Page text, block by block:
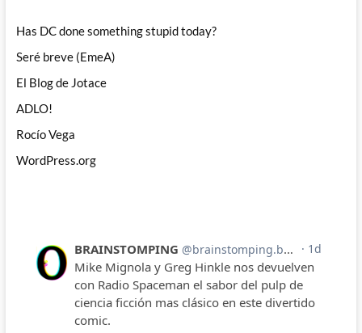
Has DC done something stupid today?
Seré breve (EmeA)
El Blog de Jotace
ADLO!
Rocío Vega
WordPress.org